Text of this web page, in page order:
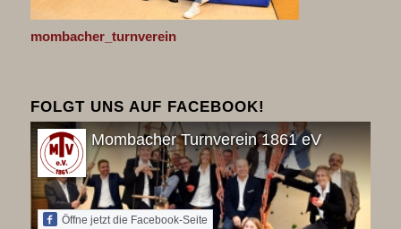
mombacher_turnverein
FOLGT UNS AUF FACEBOOK!
Mombacher Turnverein 1861 eV
Öffne jetzt die Facebook-Seite